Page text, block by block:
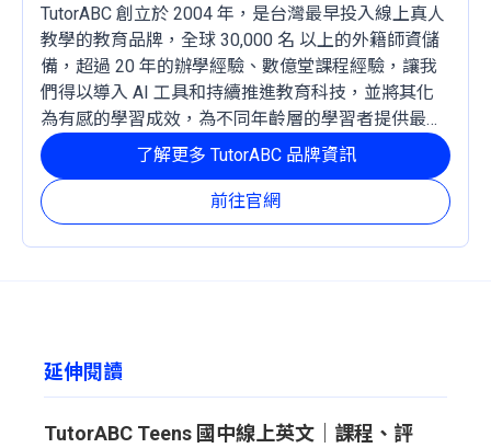
TutorABC 創立於 2004 年，是台灣最早投入線上真人
教學的教育品牌，全球 30,000 名 以上的外籍師資儲
備，超過 20 年的辦學經驗、數億堂課程經驗，讓我
們得以導入 AI 工具和持續推進教育科技，並將其化
為有感的學習成效，為不同年齡層的學習者提供最穩
定且有效的成長路徑。
前往官網
了解更多 TutorABC 品牌資訊
延伸閱讀
TutorABC Teens 國中線上英文｜課程、評